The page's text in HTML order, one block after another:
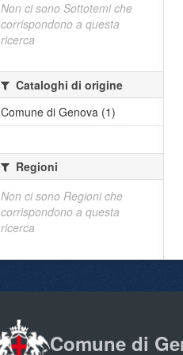
Non ci sono Sottotemi che
corrispondono a questa
ricerca
Cataloghi di origine
Comune di Genova (1)
Regioni
Non ci sono Regioni che
corrispondono a questa
ricerca
Comune di